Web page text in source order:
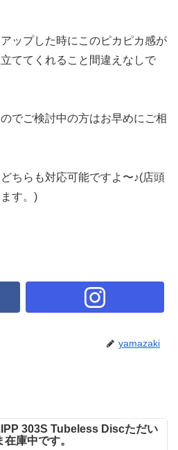
ップした時にこのピカピカ感が
ててくれること間違えなしで
でご検討中の方はお早めにご相
ちらも対応可能ですよ〜♪(店頭
す。)
yamazaki
303S Tubeless Discただい
在庫中です。